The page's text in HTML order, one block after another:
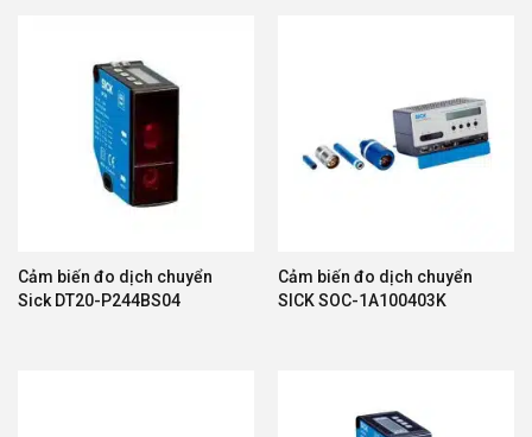
Cảm biến đo dịch chuyển
Sick DT20-P244BS04
Cảm biến đo dịch chuyển
SICK SOC-1A100403K